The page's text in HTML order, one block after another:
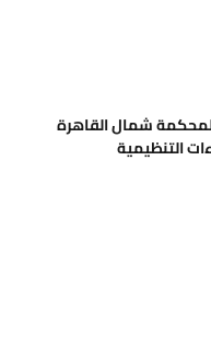
لمحكمة شمال القاهرة
التنظيمية